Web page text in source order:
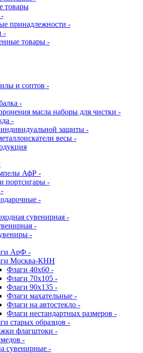
товары
принадлежности -
-
товары -
и соптов -
-
масла наборы для чистки -
-
защиты -
весы -
АфР -
портсигары -
-
сувенирная -
-
-
АрФ -
Москва-КНН
Флаги 40х60 -
Флаги 70х105 -
Флаги 90х135 -
Флаги махательные -
Флаги на автостекло -
Флаги нестандартных размеров -
старых образцов -
флагштоки -
-
сувенирные -